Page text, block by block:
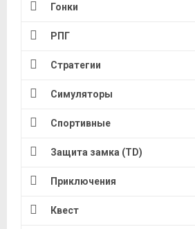
Гонки
РПГ
Стратегии
Симуляторы
Спортивные
Защита замка (TD)
Приключения
Квест